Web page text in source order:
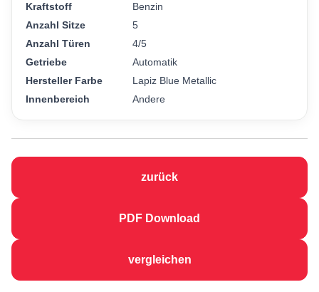
Kraftstoff
Benzin
Anzahl Sitze
5
Anzahl Türen
4/5
Getriebe
Automatik
Hersteller Farbe
Lapiz Blue Metallic
Innenbereich
Andere
zurück
PDF Download
vergleichen